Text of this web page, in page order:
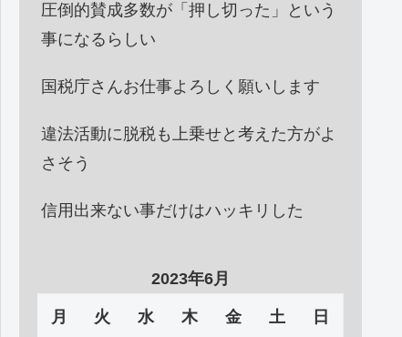
圧倒的賛成多数が「押し切った」という
事になるらしい
国税庁さんお仕事よろしく願いします
違法活動に脱税も上乗せと考えた方がよ
さそう
信用出来ない事だけはハッキリした
2023年6月
月 火 水 木 金 土 日